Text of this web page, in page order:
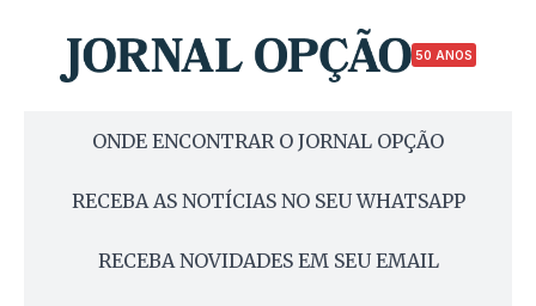
50 ANOS
ONDE ENCONTRAR O JORNAL OPÇÃO
RECEBA AS NOTÍCIAS NO SEU WHATSAPP
RECEBA NOVIDADES EM SEU EMAIL